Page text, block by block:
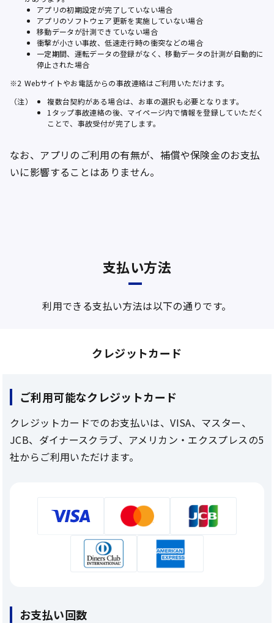
アプリの初期設定が完了していない場合
アプリのソフトウェア更新を実施していない場合
移動データが計測できていない場合
衝撃が小さい事故、低速走行時の衝突などの場合
一定期間、運転データの登録がなく、移動データの計測が自動的に
停止された場合
※2 Webサイトやお電話からの事故連絡はご利用いただけます。
（注）
複数台契約がある場合は、お車の選択も必要となります。
1タップ事故連絡の後、マイページ内で情報を登録していただく
ことで、事故受付が完了します。
なお、アプリのご利用の有無が、補償や保険金のお支払
いに影響することはありません。
支払い方法
利用できる支払い方法は以下の通りです。
クレジットカード
ご利用可能なクレジットカード
クレジットカードでのお支払いは、VISA、マスター、
JCB、ダイナースクラブ、アメリカン・エクスプレスの5
社からご利用いただけます。
お支払い回数